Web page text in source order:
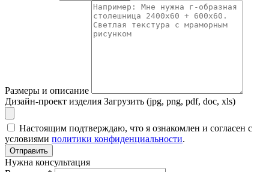
Размеры и описание
Дизайн-проект изделия Загрузить (jpg, png, pdf, doc, xls)
Настоящим подтверждаю, что я ознакомлен и согласен с
условиями политики конфиденциальности.
Отправить
Нужна консультация